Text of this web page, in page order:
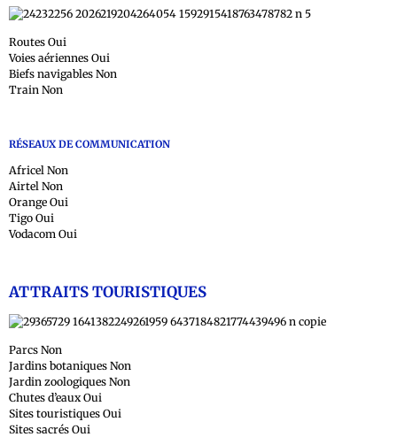
Routes Oui
Voies aériennes Oui
Biefs navigables Non
Train Non
RÉSEAUX DE COMMUNICATION
Africel Non
Airtel Non
Orange Oui
Tigo Oui
Vodacom Oui
ATTRAITS TOURISTIQUES
Parcs Non
Jardins botaniques Non
Jardin zoologiques Non
Chutes d’eaux Oui
Sites touristiques Oui
Sites sacrés Oui